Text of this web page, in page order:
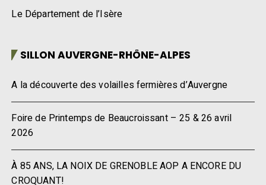
Le Département de l’Isère
SILLON AUVERGNE-RHÔNE-ALPES
A la découverte des volailles fermières d’Auvergne
Foire de Printemps de Beaucroissant – 25 & 26 avril
2026
À 85 ANS, LA NOIX DE GRENOBLE AOP A ENCORE DU
CROQUANT!